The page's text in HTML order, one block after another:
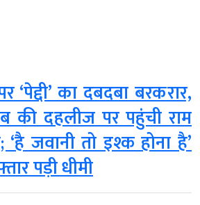
का दबदबा बरकरार,
की दहलीज पर पहुंची राम
जवानी तो इश्क होना है’
पड़ी धीमी